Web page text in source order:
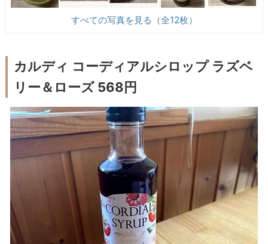
すべての写真を見る（全12枚）
カルディ コーディアルシロップ ラズベ
リー＆ローズ 568円